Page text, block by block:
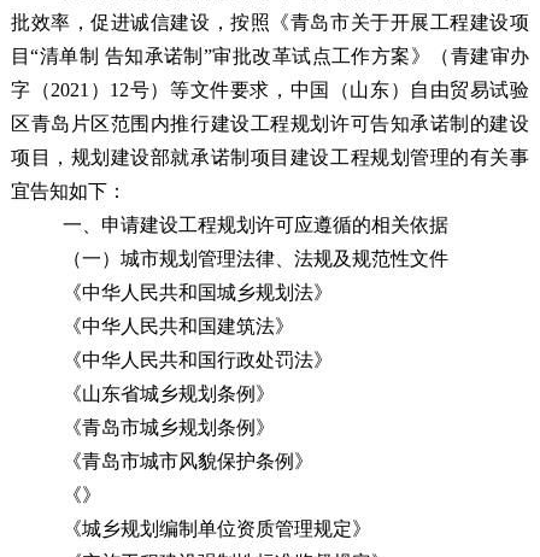
批效率，促进诚信建设，按照 《青岛市关于开展工程建设项
目“清单制 告知承诺制”审批改革试点工作方案》（青建审办
字（2021）12号）等文件要求， 中国（山东）自由贸易试验
区青岛片区范围内推行建设工程规划许可告知承诺制的建设
项目
，规划建设部就承诺制项目建设工程规划管理的有关事
宜告知如下：
一、申请建设工程规划许可应遵循的相关依据
（一）城市规划管理法律、法规及规范性文件
《中华人民共和国城乡规划法》
《中华人民共和国建筑法》
《中华人民共和国行政处罚法》
《山东省城乡规划条例》
《青岛市城乡规划条例》
《青岛市城市风貌保护条例 》
《》
《城乡规划编制单位资质管理规定》